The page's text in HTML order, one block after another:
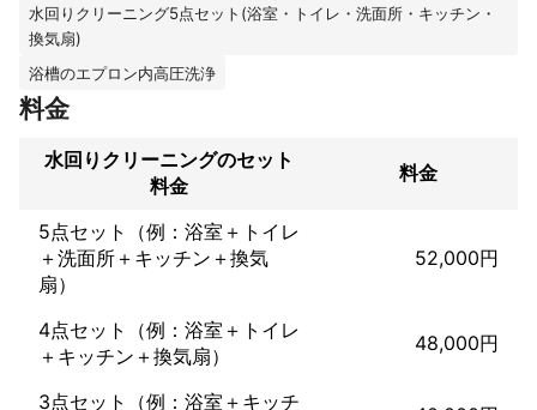
どうぞよろしくお願い致します。
私の強みは
★不動産関係にて、様々な美装クリーニング実績があります。
★諦めていた汚れを取ります。（腐食、劣化は除く）
★水回り4点コーティング　120,000円（クリーニング代は別途）
★抗菌・防カビ入りのコーテイング施工します。
これまでの実績
★一般向け
新築・中古物件を数多く施工しました。
★店舗向け
ホテルのリフォーム現場にて、180基の（浴室、洗面、トイレ）
クリーニングとコーティングを施工
水回りクリーニング5点セット(浴室・トイレ・洗面所・キッチン・
換気扇)
浴槽のエプロン内高圧洗浄
料金
水回りクリーニングのセット
料金
料金
5点セット（例：浴室＋トイレ
＋洗面所＋キッチン＋換気
扇）
52,000円
4点セット（例：浴室＋トイレ
＋キッチン＋換気扇）
48,000円
3点セット（例：浴室＋キッチ